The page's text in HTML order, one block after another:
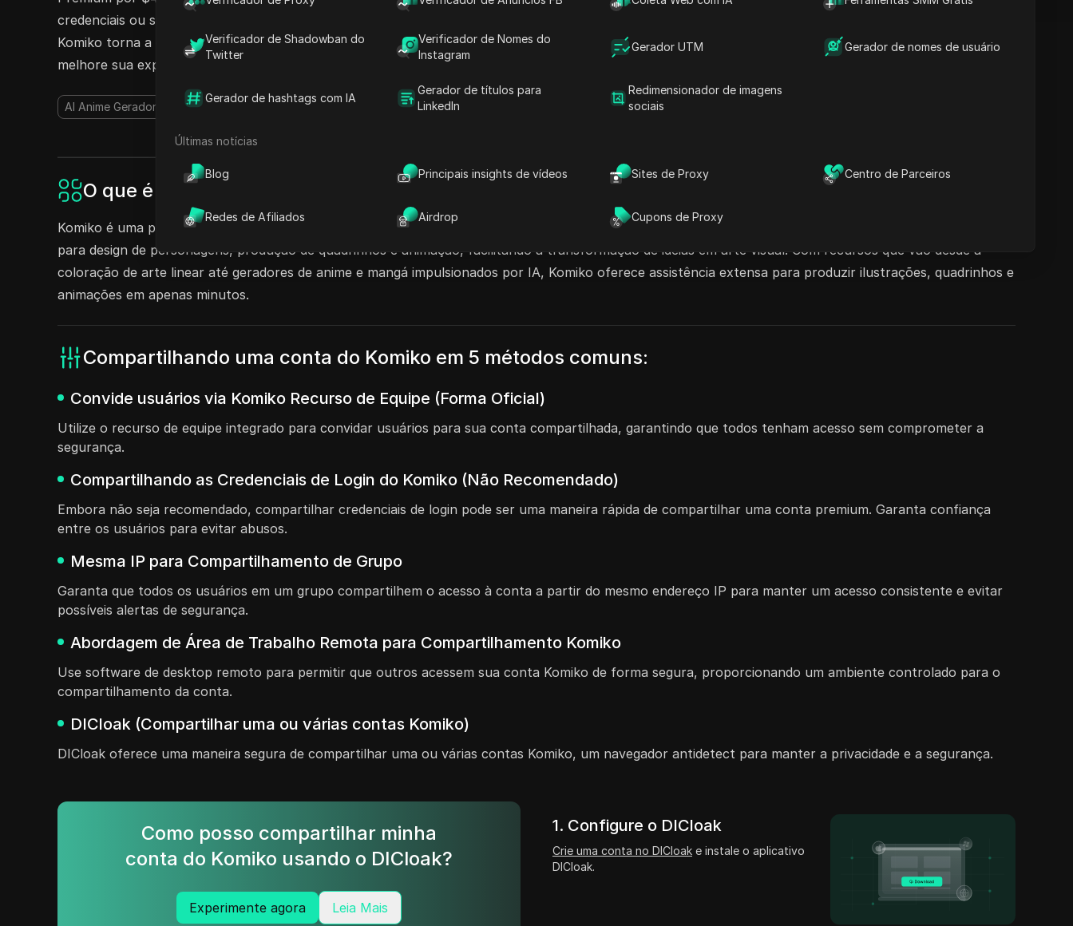
Verificador de Shadowban do
Twitter
Verificador de Nomes do
Instagram
Gerador UTM Gerador de nomes de usuário
Gerador de hashtags com IA
Gerador de títulos para
LinkedIn
Redimensionador de imagens
sociais
Últimas notícias
Blog Principais insights de vídeos Sites de Proxy Centro de Parceiros
Redes de Afiliados Airdrop Cupons de Proxy
credenciais ou senhas. Perfeito para usuários recreativos, criadores avançados e profissionais, o
Komiko torna a colaboração simples e segura. Comece a compartilhar sua conta do Komiko hoje e
melhore sua experiência criativa!
AI Anime Gerador Gerador de Quadrinhos com AI Gerador de Animação AI
O que é Komiko?
Komiko é uma plataforma de IA abrangente projetada para a criação de quadrinhos, ilustrações e animes. Ela fornece aos artistas e criadores ferramentas
para design de personagens, produção de quadrinhos e animação, facilitando a transformação de ideias em arte visual. Com recursos que vão desde a
coloração de arte linear até geradores de anime e mangá impulsionados por IA, Komiko oferece assistência extensa para produzir ilustrações, quadrinhos e
animações em apenas minutos.
Compartilhando uma conta do Komiko em 5 métodos comuns:
Convide usuários via Komiko Recurso de Equipe (Forma Oficial)
Utilize o recurso de equipe integrado para convidar usuários para sua conta compartilhada, garantindo que todos tenham acesso sem comprometer a
segurança.
Compartilhando as Credenciais de Login do Komiko (Não Recomendado)
Embora não seja recomendado, compartilhar credenciais de login pode ser uma maneira rápida de compartilhar uma conta premium. Garanta confiança
entre os usuários para evitar abusos.
Mesma IP para Compartilhamento de Grupo
Garanta que todos os usuários em um grupo compartilhem o acesso à conta a partir do mesmo endereço IP para manter um acesso consistente e evitar
possíveis alertas de segurança.
Abordagem de Área de Trabalho Remota para Compartilhamento Komiko
Use software de desktop remoto para permitir que outros acessem sua conta Komiko de forma segura, proporcionando um ambiente controlado para o
compartilhamento da conta.
DICloak (Compartilhar uma ou várias contas Komiko)
DICloak oferece uma maneira segura de compartilhar uma ou várias contas Komiko, um navegador antidetect para manter a privacidade e a segurança.
Como posso compartilhar minha
conta do Komiko usando o DICloak?
Experimente agora Leia Mais
1. Configure o DICloak
Crie uma conta no DICloak e instale o aplicativo
DICloak.